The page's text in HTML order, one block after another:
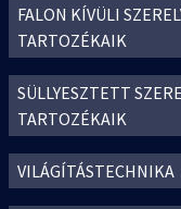
FALON KÍVÜLI
TARTOZÉKAIK
SÜLLYESZTETT
TARTOZÉKAIK
VILÁGÍTÁSTECHNIKA